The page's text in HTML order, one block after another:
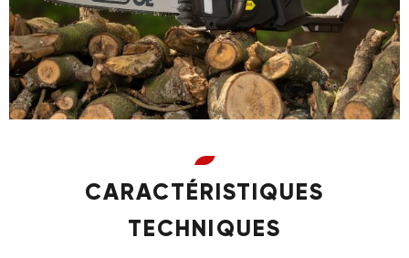
CARACTÉRISTIQUES
TECHNIQUES